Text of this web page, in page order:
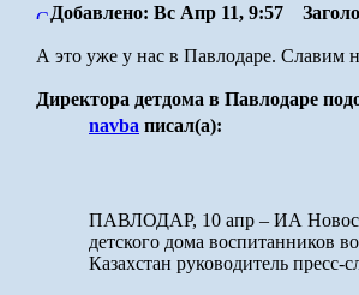
Добавлено: Вс Апр 11, 9:57
А это уже у нас в Павлодаре. Славим
Директора детдома в Павлодаре
navba писал(а):
ПАВЛОДАР, 10 апр – ИА
детского дома воспитанников
Казахстан руководитель